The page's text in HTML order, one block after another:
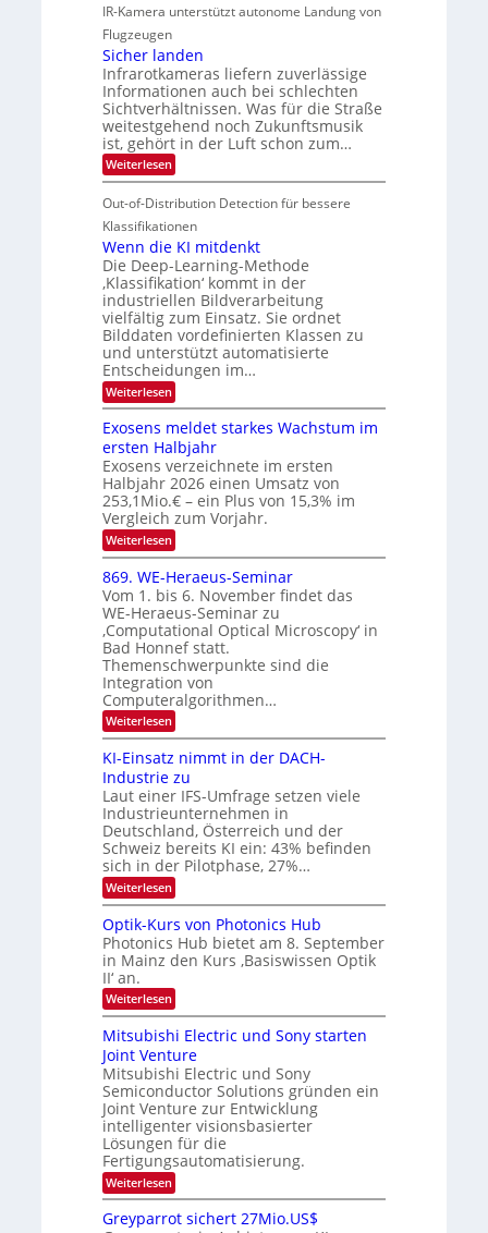
M
e
m
s
u
n
d
M
a
n
t
i
S
p
e
c
t
r
a
l
i
c
h
k
e
i
t
e
n
d
e
r
i
n
V
I
S
I
O
N
T
e
c
h
T
a
l
k
s
u
i
d
e
d
T
o
u
r
e
u
f
d
e
r
V
I
S
I
O
N
2
0
2
6
IR-Kamera unterstützt autonome Landung von
Flugzeugen
Sicher landen
Infrarotkameras liefern zuverlässige
Informationen auch bei schlechten
Sichtverhältnissen. Was für die Straße
weitestgehend noch Zukunftsmusik
ist, gehört in der Luft schon zum…
Weiterlesen:
S
c
h
e
l
a
n
d
e
n
Out-of-Distribution Detection für bessere
Klassifikationen
Wenn die KI mitdenkt
Die Deep-Learning-Methode
‚Klassifikation‘ kommt in der
industriellen Bildverarbeitung
vielfältig zum Einsatz. Sie ordnet
Bilddaten vordefinierten Klassen zu
und unterstützt automatisierte
Entscheidungen im…
Weiterlesen:
W
n
n
d
i
e
K
I
m
i
t
d
e
n
k
t
Exosens meldet starkes Wachstum im
ersten Halbjahr
Exosens verzeichnete im ersten
Halbjahr 2026 einen Umsatz von
253,1Mio.€ – ein Plus von 15,3% im
Vergleich zum Vorjahr.
Weiterlesen:
E
x
o
s
e
n
s
m
e
l
d
e
t
s
t
a
r
k
e
s
W
a
c
h
s
t
u
m
m
e
r
s
t
e
n
H
a
l
b
j
a
h
869. WE-Heraeus-Seminar
Vom 1. bis 6. November findet das
WE-Heraeus-Seminar zu
‚Computational Optical Microscopy‘ in
Bad Honnef statt.
Themenschwerpunkte sind die
Integration von
Computeralgorithmen…
Weiterlesen:
8
9
.
W
E
-
H
e
r
a
e
u
s
-
S
m
i
a
r
KI-Einsatz nimmt in der DACH-
Industrie zu
Laut einer IFS-Umfrage setzen viele
Industrieunternehmen in
Deutschland, Österreich und der
Schweiz bereits KI ein: 43% befinden
sich in der Pilotphase, 27%…
Weiterlesen:
K
-
E
i
s
a
z
n
i
m
m
t
i
n
d
e
r
A
Optik-Kurs von Photonics Hub
Photonics Hub bietet am 8. September
in Mainz den Kurs ‚Basiswissen Optik
II‘ an.
Weiterlesen:
O
p
t
i
k
-
K
u
r
s
v
o
n
P
h
Mitsubishi Electric und Sony starten
Joint Venture
Mitsubishi Electric und Sony
Semiconductor Solutions gründen ein
Joint Venture zur Entwicklung
intelligenter visionsbasierter
Lösungen für die
Fertigungsautomatisierung.
Weiterlesen:
M
t
Greyparrot sichert 27Mio.US$